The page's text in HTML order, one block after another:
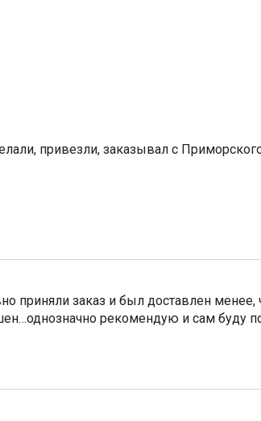
привезли, заказывал с
приняли заказ и был доставлен менее,
рекомендую и сам буду